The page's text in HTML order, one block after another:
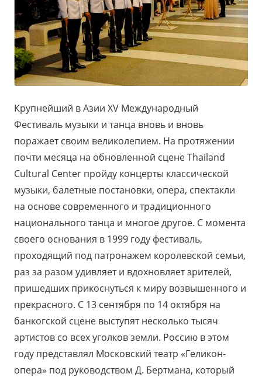
Крупнейший в Азии XV Международный
Фестиваль музыки и танца вновь и вновь
поражает своим великолепием. На протяжении
почти месяца на обновленной сцене Thailand
Cultural Center пройду концерты классической
музыки, балетные постановки, опера, спектакли
на основе современного и традиционного
национального танца и многое другое. С момента
своего основания в 1999 году фестиваль,
проходящий под патронажем королевской семьи,
раз за разом удивляет и вдохновляет зрителей,
пришедших прикоснуться к миру возвышенного и
прекрасного. С 13 сентября по 14 октября на
банкогской сцене выступят несколько тысяч
артистов со всех уголков земли. Россию в этом
году представлял Московский театр «Геликон-
опера» под руководством Д. Бертмана, который